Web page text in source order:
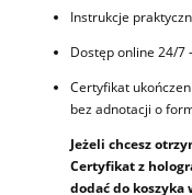
Instrukcje
Dostęp online 24/7
Certyfikat
bez adnotacji o
Jeżeli chcesz
Certyfikat z
dodać do koszyka